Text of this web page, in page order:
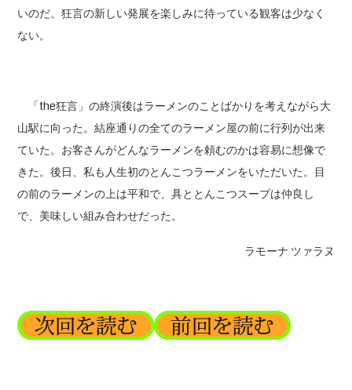
いのだ。狂言の新しい発展を楽しみに待っている観客は少なく
ない。
「the狂言」の終演後はラーメンのことばかりを考えながら大
山駅に向った。結座通りの全てのラーメン屋の前に行列が出来
ていた。お客さんがどんなラーメンを頼むのかは容易に想像で
きた。後日、私も人生初のとんこつラーメンをいただいた。目
の前のラーメンの上は平和で、具ととんこつスープは仲良し
で、美味しい組み合わせだった。
ラモーナ ツァラヌ